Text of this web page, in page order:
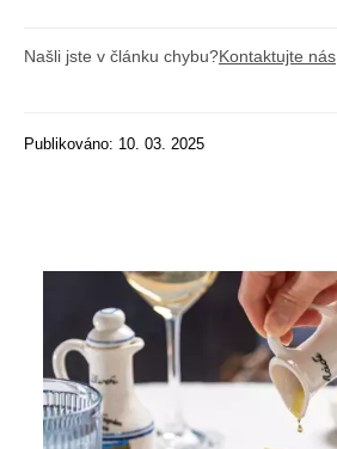
Našli jste v článku chybu?Kontaktujte nás
Publikováno: 10. 03. 2025